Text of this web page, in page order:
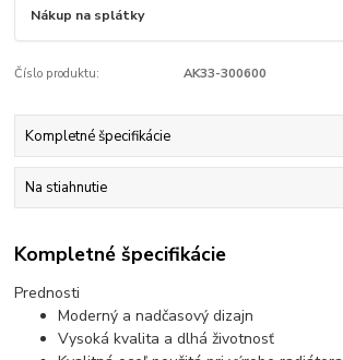
Nákup na splátky
Číslo produktu: AK33-300600
Kompletné špecifikácie
Na stiahnutie
Kompletné špecifikácie
Prednosti
Moderný a nadčasový dizajn
Vysoká kvalita a dlhá životnosť